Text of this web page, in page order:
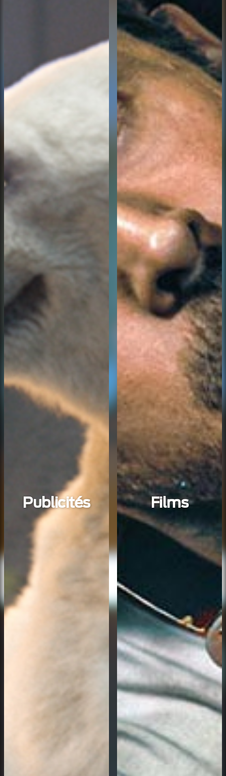
Publicités Films